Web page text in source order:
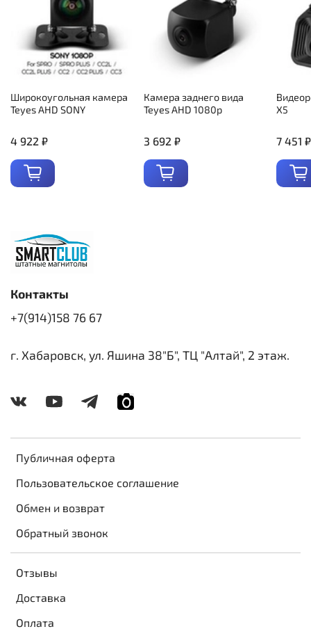
Широкоугольная камера
Teyes AHD SONY
4 922 ₽
Камера заднего вида
Teyes AHD 1080p
3 692 ₽
X5
7 451 ₽
Публичная оферта
Пользовательское соглашение
Обмен и возврат
Обратный звонок
Отзывы
Доставка
Оплата
Контакты
+7(914)158 76 67
г. Хабаровск, ул. Яшина 38"Б", ТЦ "Алтай", 2 этаж.